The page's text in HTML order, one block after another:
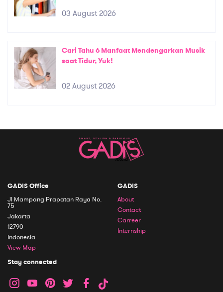
03 August 2026
Cari Tahu 6 Manfaat Mendengarkan Musik
saat Tidur, Yuk!
02 August 2026
GADIS Office
Jl Mampang Prapatan Raya No.
75
Jakarta
12790
Indonesia
View Map
GADIS
About
Contact
Carreer
Internship
Stay connected